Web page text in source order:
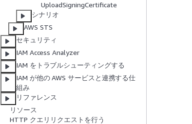
UploadSigningCertificate
シナリオ
AWS STS
セキュリティ
IAM Access Analyzer
IAM をトラブルシューティングする
IAM が他の AWS サービスと連携する仕
組み
リファレンス
リソース
HTTP クエリリクエストを行う